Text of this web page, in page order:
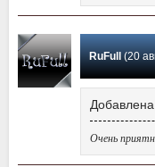
RuFull (20
Очень